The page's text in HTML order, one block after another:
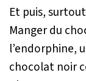
Et puis,
Manger du
l’endorphine,
chocolat noir